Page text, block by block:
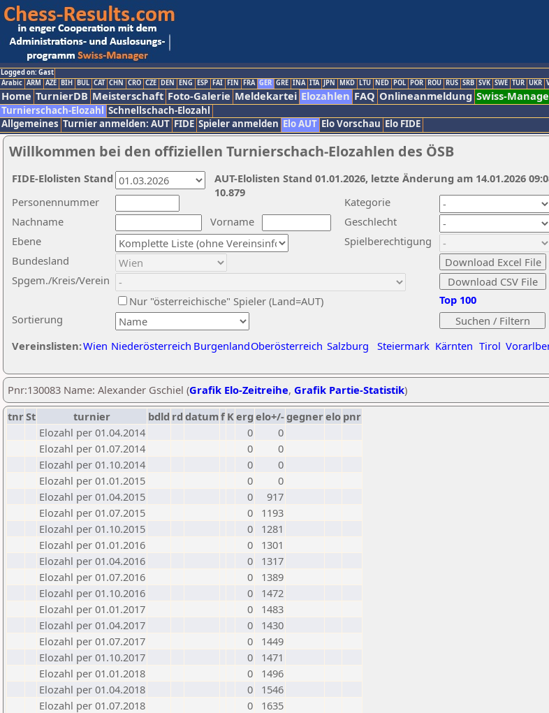
Logged on: Gast
Arabic ARM AZE BIH BUL CAT CHN CRO CZE DEN ENG ESP FAI FIN FRA GER GRE INA ITA JPN MKD LTU NED POL POR ROU RUS SRB SVK SWE TUR UKR
Home TurnierDB Meisterschaft Foto-Galerie Meldekartei Elozahlen FAQ Onlineanmeldung Swiss-
Turnierschach-Elozahl Schnellschach-Elozahl
Allgemeines Turnier anmelden: AUT FIDE Spieler anmelden Elo AUT Elo Vorschau Elo FIDE
Willkommen bei den offiziellen Turnierschach-Elozahlen des ÖSB
Nachname
Vorname
Ebene
Kategorie
Sortierung
Personennummer
Bundesland
Spgem./Kreis/Verein
Geschlecht
Nur "österreichische" Spieler (Land=AUT)
Spielberechtigung
Vereinslisten:Wien Niederösterreich BurgenlandOberösterreich Salzburg Steiermark Kärnten Tirol
Top 100
AUT-Elolisten Stand 01.01.2026, letzte Änderung am 14.01.2026
10.879
FIDE-Elolisten Stand
Pnr:130083 Name: Alexander Gschiel (Grafik Elo-Zeitreihe, Grafik Partie-Statistik)
tnrSt turnier bdld rd datumf Kerg elo+/-gegnerelo pnr
Elozahl per 01.04.2014
0
0
Elozahl per 01.07.2014
0
0
Elozahl per 01.10.2014
0
0
Elozahl per 01.01.2015
0
0
Elozahl per 01.04.2015
0
917
Elozahl per 01.07.2015
0
1193
Elozahl per 01.10.2015
0
1281
Elozahl per 01.01.2016
0
1301
Elozahl per 01.04.2016
0
1317
Elozahl per 01.07.2016
0
1389
Elozahl per 01.10.2016
0
1472
Elozahl per 01.01.2017
0
1483
Elozahl per 01.04.2017
0
1430
Elozahl per 01.07.2017
0
1449
Elozahl per 01.10.2017
0
1471
Elozahl per 01.01.2018
0
1496
Elozahl per 01.04.2018
0
1546
Elozahl per 01.07.2018
0
1635